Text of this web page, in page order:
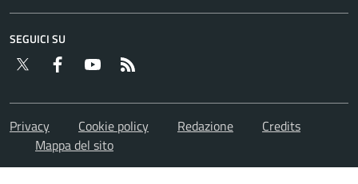
SEGUICI SU
Twitter Facebook YouTube
Privacy Cookie policy Redazione
Credits
Mappa del sito